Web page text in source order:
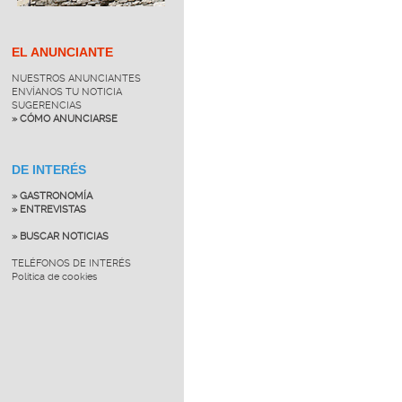
EL ANUNCIANTE
NUESTROS ANUNCIANTES
ENVÍANOS TU NOTICIA
SUGERENCIAS
» CÓMO ANUNCIARSE
DE INTERÉS
» GASTRONOMÍA
» ENTREVISTAS
» BUSCAR NOTICIAS
TELÉFONOS DE INTERÉS
Política de cookies